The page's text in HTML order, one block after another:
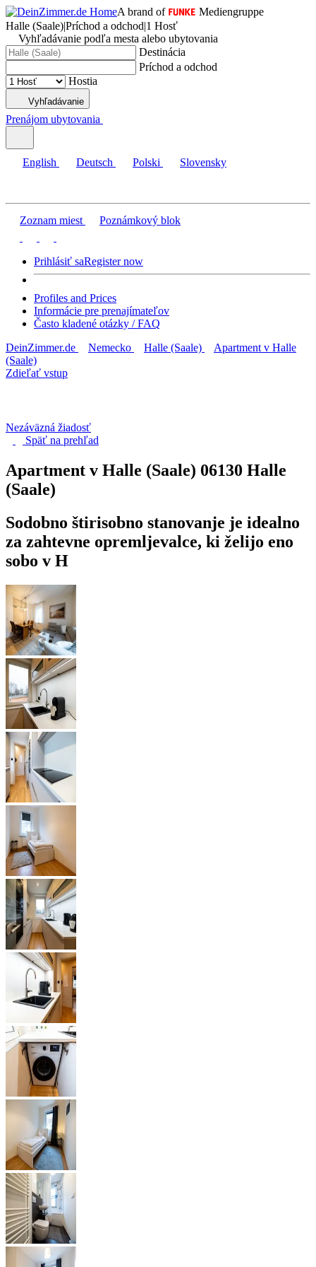
A brand of
Mediengruppe
Halle (Saale)|Príchod a odchod|1 Hosť
Vyhľadávanie podľa mesta alebo ubytovania
Destinácia
Príchod a odchod
Hostia
Vyhľadávanie
Prenájom ubytovania
English Deutsch Polski Slovensky
Zoznam miest Poznámkový blok
Prihlásiť saRegister now
Profiles and Prices
Informácie pre prenajímateľov
Často kladené otázky / FAQ
DeinZimmer.de
Nemecko Halle (Saale)
Apartment v Halle
(Saale)
Zdieľať vstup
Nezáväzná žiadosť
Späť na prehľad
Apartment v Halle (Saale) 06130 Halle
(Saale)
Sodobno štirisobno stanovanje je idealno
za zahtevne opremljevalce, ki želijo eno
sobo v H